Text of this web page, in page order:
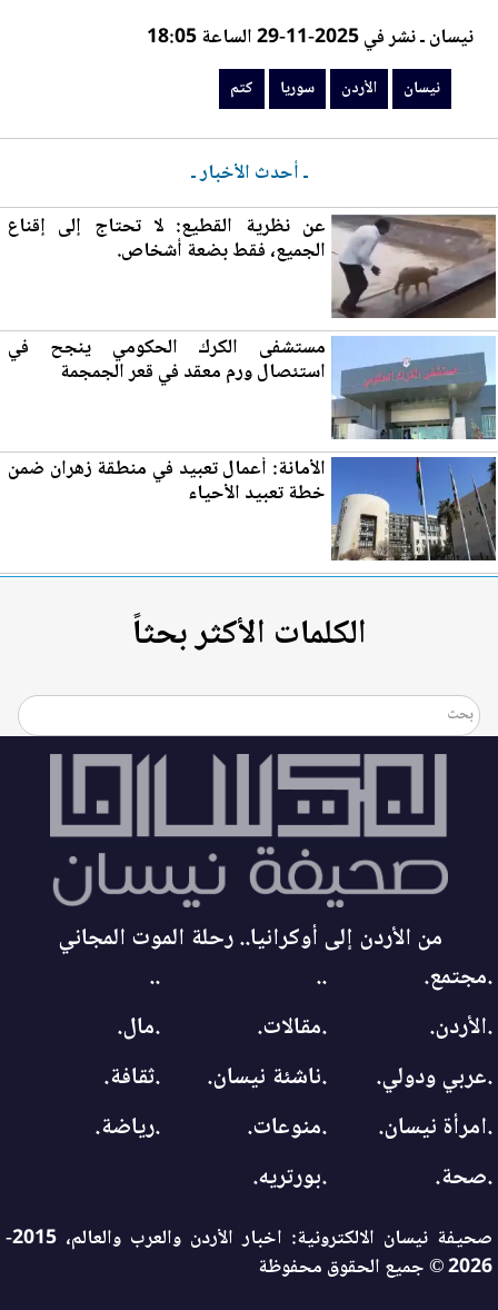
نيسان ـ نشر في 2025-11-29 الساعة 18:05
نيسان الأردن سوريا كتم
ـ أحدث الأخبار ـ
عن نظرية القطيع: لا تحتاج إلى إقناع
الجميع، فقط بضعة أشخاص.
مستشفى الكرك الحكومي ينجح في
استئصال ورم معقد في قعر الجمجمة
الأمانة: أعمالتعبيد في منطقة زهران ضمن
خطة تعبيد الأحياء
الكلمات الأكثر بحثاً
من الأردن إلى أوكرانيا.. رحلة الموت المجاني
.مجتمع.
..
..
.الأردن.
.مقالات.
.مال.
.عربي ودولي.
.ناشئة نيسان.
.ثقافة.
.امرأة نيسان.
.منوعات.
.رياضة.
.صحة.
.بورتريه.
صحيفة نيسان الالكترونية: اخبار الأردن والعرب والعالم، 2015-
2026 © جميع الحقوق محفوظة